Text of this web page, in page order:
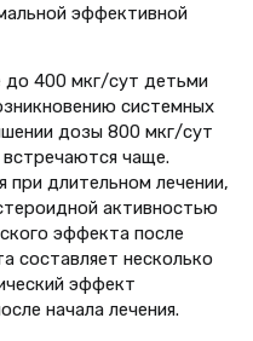
эффективной
до 400 мкг/сут детьми
системных
дозы 800 мкг/сут
чаще.
при длительном лечении,
активностью
эффекта после
составляет несколько
эффект
начала лечения.